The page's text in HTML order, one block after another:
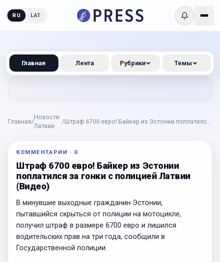
RU LAT
Главная/
Новости
Латвии
/Штраф 6700 евро! Байкер из Эстонии поплатился
КОММЕНТАРИИ · 0
Штраф 6700 евро! Байкер из Эстонии
поплатился за гонки с полицией Латвии
(Видео)
В минувшие выходные гражданин Эстонии,
пытавшийся скрыться от полиции на мотоцикле,
получил штраф в размере 6700 евро и лишился
водительских прав на три года, сообщили в
Государственной полиции.
Главная Лента Рубрики Темы